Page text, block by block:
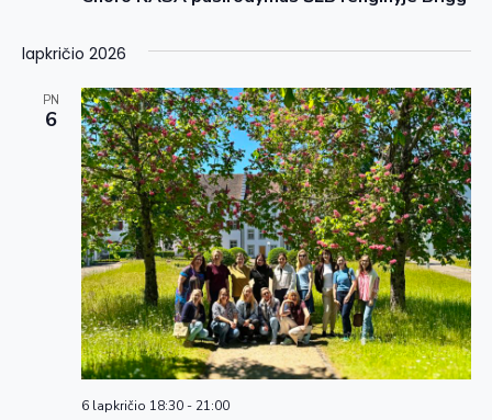
lapkričio 2026
PN
6
6 lapkričio 18:30- 21:00